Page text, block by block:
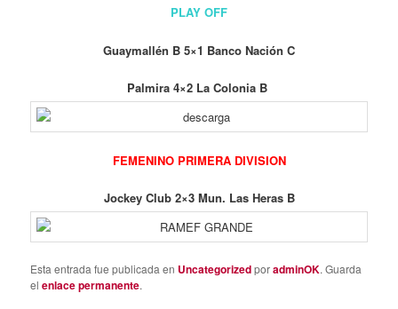
PLAY OFF
Guaymallén B 5×1 Banco Nación C
Palmira 4×2 La Colonia B
FEMENINO PRIMERA DIVISION
Jockey Club 2×3 Mun. Las Heras B
Esta entrada fue publicada en UncategorizedporadminOK. Guarda
elenlace permanente.